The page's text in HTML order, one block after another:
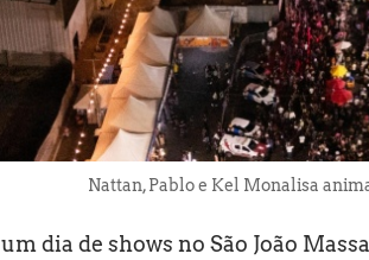
Nattan, Pablo e Kel Monalisa
dia de shows no São João